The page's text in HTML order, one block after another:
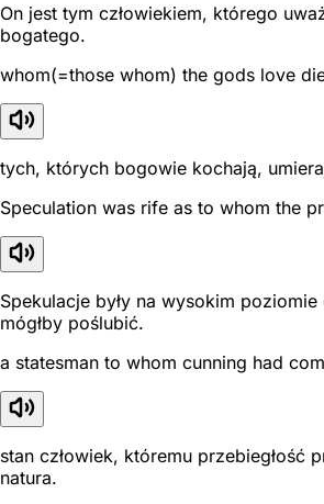
On jest tym człowiekiem, którego
bogatego.
whom(=those whom) the gods love
tych, których bogowie kochają,
Speculation was rife as to whom the
Spekulacje były na wysokim
mógłby poślubić.
a statesman to whom cunning had
stan człowiek, któremu przebiegłość
natura.